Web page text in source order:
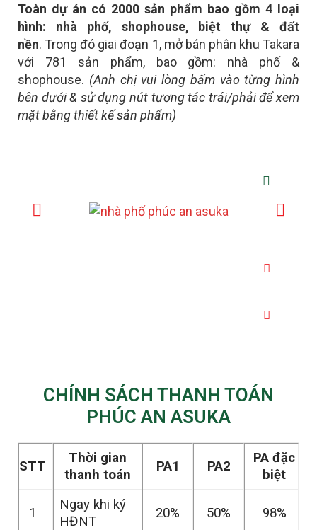
Toàn dự án có 2000 sản phẩm bao gồm 4 loại
hình: nhà phố, shophouse, biệt thự & đất
nền. Trong đó giai đoạn 1, mở bán phân khu Takara
với 781 sản phẩm, bao gồm: nhà phố &
shophouse. (Anh chị vui lòng bấm vào từng hình
bên dưới & sử dụng nút tương tác trái/phải để xem
mặt bằng thiết kế sản phẩm)
CHÍNH SÁCH THANH TOÁN
PHÚC AN ASUKA
STT
Thời gian
thanh toán
PA1 PA2
PA đặc
biệt
1
Ngay khi ký
HĐNT
20% 50% 98%